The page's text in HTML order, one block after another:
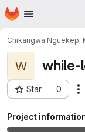
Skip to main content
Homepage
Chikangwa Nguekep,
W while-
Star 0
Project ID: 677
Project